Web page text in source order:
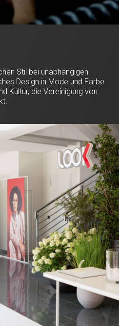
Stil bei unabhängigen
Design in Mode und Farbe
Kultur, die Vereinigung von